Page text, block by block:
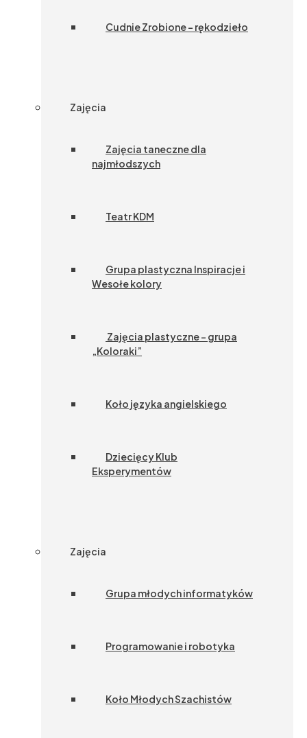
Cudnie Zrobione – rękodzieło
Zajęcia
Zajęcia taneczne dla
najmłodszych
Teatr KDM
Grupa plastyczna Inspiracje i
Wesołe kolory
Zajęcia plastyczne – grupa
„Koloraki”
Koło języka angielskiego
Dziecięcy Klub
Eksperymentów
Zajęcia
Grupa młodych informatyków
Programowanie i robotyka
Koło Młodych Szachistów